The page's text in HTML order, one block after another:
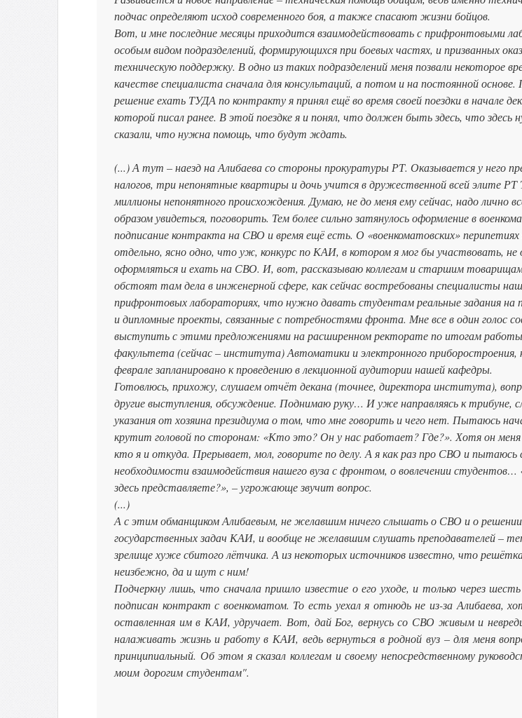
подчас определяют исход современного боя, а также спасают жизни бойцов.
Вот, и мне последние месяцы приходится взаимодействовать с прифронтовыми
особым видом подразделений, формирующихся при боевых частях, и призванных
техническую поддержку. В одно из таких подразделений меня позвали некоторое
качестве специалиста сначала для консультаций, а потом и на постоянной основе.
решение ехать ТУДА по контракту я принял ещё во время своей поездки в начале
которой писал ранее. В этой поездке я и понял, что должен быть здесь, что здесь
сказали, что нужна помощь, что будут ждать.
(...) А тут – наезд на Алибаева со стороны прокуратуры РТ. Оказывается у него
налогов, три непонятные квартиры и дочь учится в дружественной всей элите РТ
миллионы непонятного происхождения. Думаю, не до меня ему сейчас, надо лично
образом увидеться, поговорить. Тем более сильно затянулось оформление в
подписание контракта на СВО и время ещё есть. О «военкоматовских» перипетиях
отдельно, ясно одно, что уж, конкурс по КАИ, в котором я мог бы участвовать, не
оформляться и ехать на СВО. И, вот, рассказываю коллегам и старшим
обстоят там дела в инженерной сфере, как сейчас востребованы специалисты
прифронтовых лабораториях, что нужно давать студентам реальные задания на
и дипломные проекты, связанные с потребностями фронта. Мне все в один голос
выступить с этими предложениями на расширенном ректорате по итогам
факультета (сейчас – института) Автоматики и электронного
феврале запланировано к проведению в лекционной аудитории нашей кафедры.
Готовлюсь, прихожу, слушаем отчёт декана (точнее, директора института),
другие выступления, обсуждение. Поднимаю руку… И уже направляясь к трибуне,
указания от хозяина президиума о том, что мне говорить и чего нет. Пытаюсь
крутит головой по сторонам: «Кто это? Он у нас работает? Где?». Хотя он меня
кто я и откуда. Прерывает, мол, говорите по делу. А я как раз про СВО и пытаюсь
необходимости взаимодействия нашего вуза с фронтом, о вовлечении студентов…
здесь представляете?», – угрожающе звучит вопрос.
(...)
А с этим обманщиком Алибаевым, не желавшим ничего слышать о СВО и о
государственных задач КАИ, и вообще не желавшим слушать преподавателей –
зрелище хуже сбитого лётчика. А из некоторых источников известно, что
неизбежно, да и шут с ним!
Подчеркну лишь, что сначала пришло известие о его уходе, и только через
подписан контракт с военкоматом. То есть уехал я отнюдь не из-за Алибаева,
оставленная им в КАИ, удручает. Вот, дай Бог, вернусь со СВО живым и
налаживать жизнь и работу в КАИ, ведь вернуться в родной вуз – для меня
принципиальный. Об этом я сказал коллегам и своему непосредственному
моим дорогим студентам".